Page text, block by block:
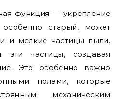
функция — укрепление
особенно старый, может
и мелкие частицы пыли.
эти частицы, создавая
Это особенно важно
полами, которые
механическим